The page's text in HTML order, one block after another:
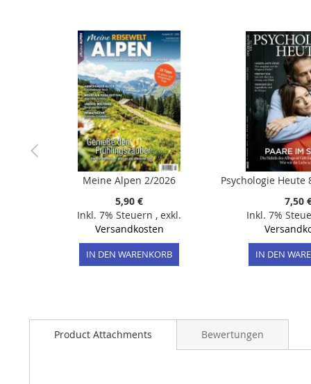
Meine Alpen 2/2026
5,90 €
Inkl. 7% Steuern , exkl.
Versandkosten
IN DEN WARENKORB
7,50
Inkl. 7%
IN DEN
Product Attachments Bewertungen